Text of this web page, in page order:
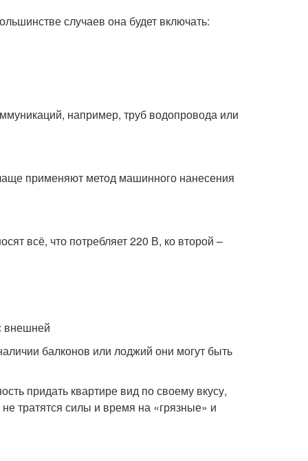
случаев она будет включать:
например, труб водопровода или
применяют метод машинного нанесения
всё, что потребляет 220 В, ко второй –
внешней
балконов или лоджий они могут быть
придать квартире вид по своему вкусу,
тратятся силы и время на «грязные» и